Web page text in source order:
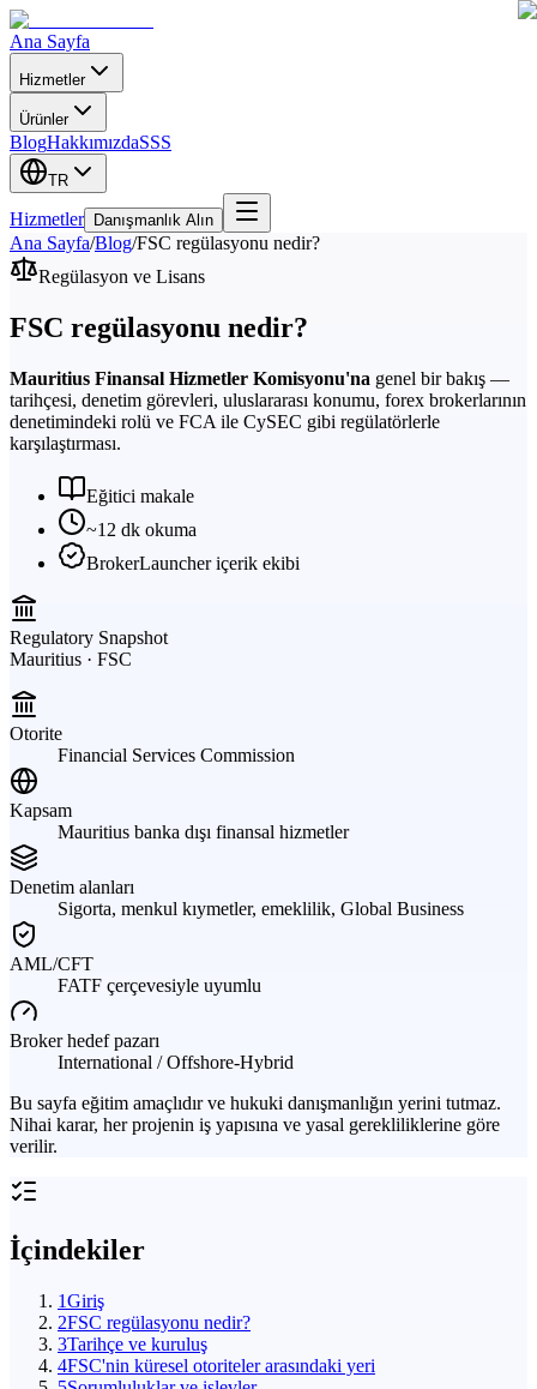
Ana Sayfa
Hizmetler
Ürünler
BlogHakkımızdaSSS
TR
Hizmetler Danışmanlık Alın
Ana Sayfa/Blog/FSC regülasyonu nedir?
Regülasyon ve Lisans
FSC regülasyonu nedir?
Mauritius Finansal Hizmetler Komisyonu'na genel bir bakış —
tarihçesi, denetim görevleri, uluslararası konumu, forex brokerlarının
denetimindeki rolü ve FCA ile CySEC gibi regülatörlerle
karşılaştırması.
Eğitici makale
~12 dk okuma
BrokerLauncher içerik ekibi
Regulatory Snapshot
Mauritius · FSC
Otorite
Financial Services Commission
Kapsam
Mauritius banka dışı finansal hizmetler
Denetim alanları
Sigorta, menkul kıymetler, emeklilik, Global Business
AML/CFT
FATF çerçevesiyle uyumlu
Broker hedef pazarı
International / Offshore-Hybrid
Bu sayfa eğitim amaçlıdır ve hukuki danışmanlığın yerini tutmaz.
Nihai karar, her projenin iş yapısına ve yasal gerekliliklerine göre
verilir.
İçindekiler
1Giriş
2FSC regülasyonu nedir?
3Tarihçe ve kuruluş
4FSC'nin küresel otoriteler arasındaki yeri